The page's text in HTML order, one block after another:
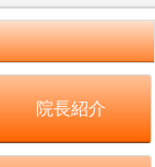
院長紹介